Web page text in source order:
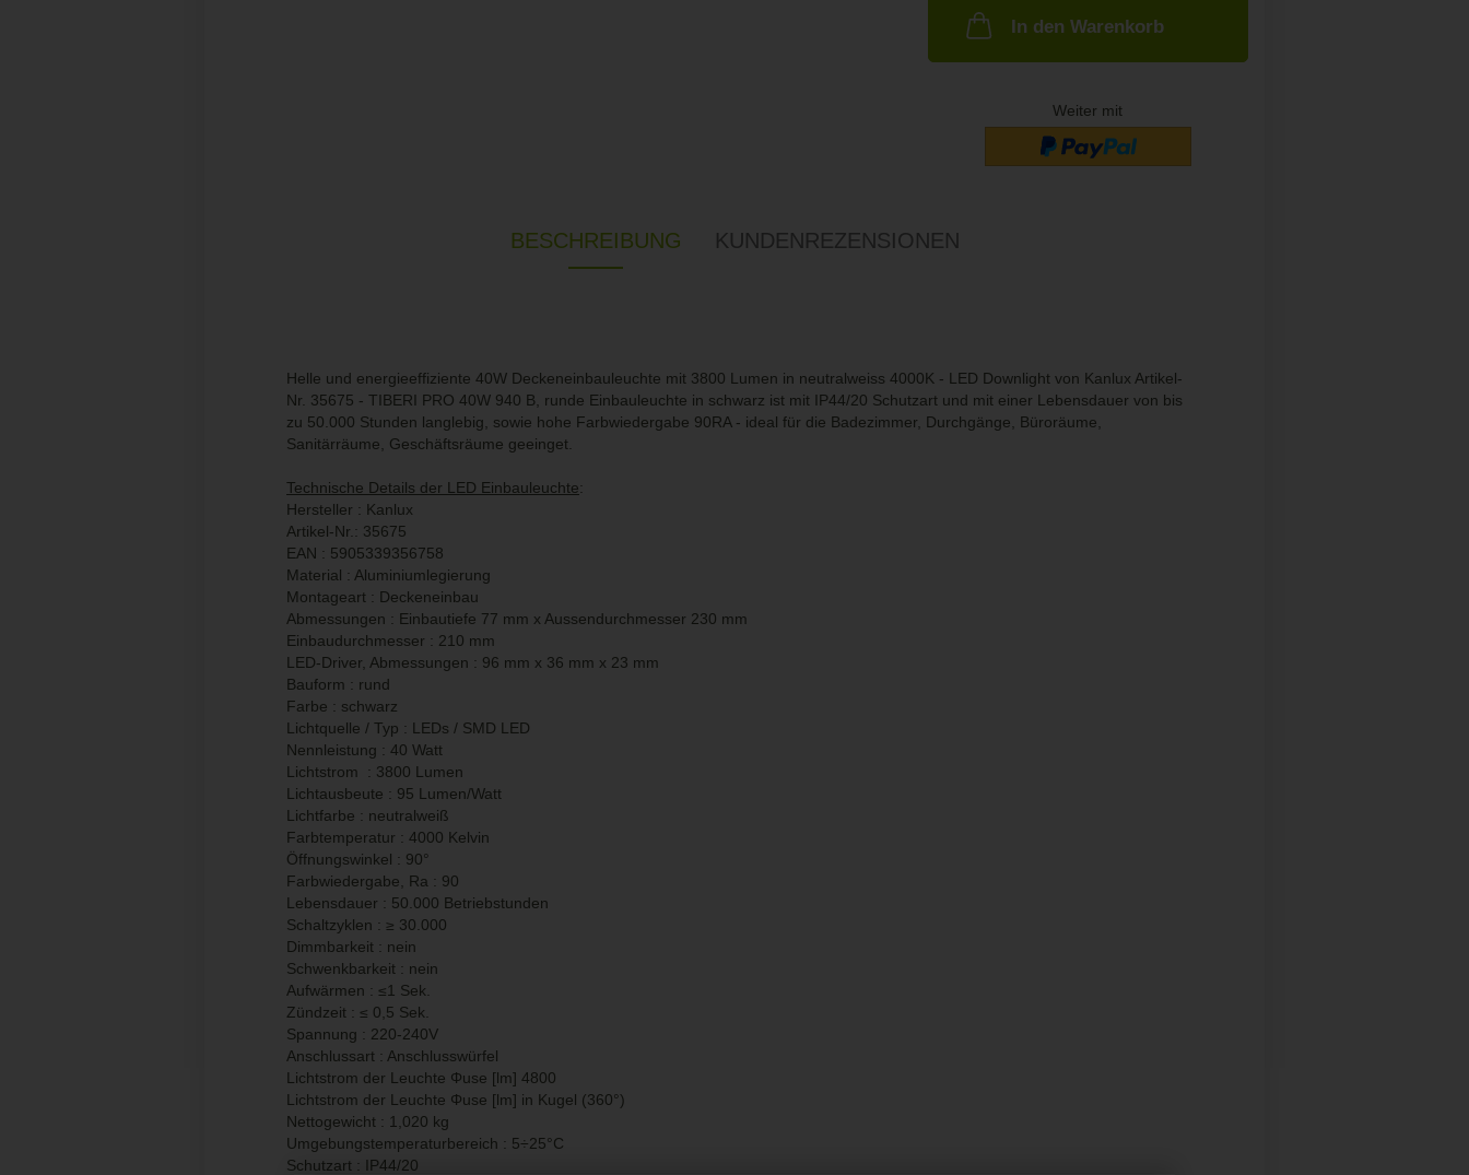
In den Warenkorb
Weiter mit
BESCHREIBUNG KUNDENREZENSIONEN
Helle und energieeffiziente 40W Deckeneinbauleuchte mit 3800 Lumen in neutralweiss 4000K - LED Downlight von Kanlux Artikel-
Nr. 35675 - TIBERI PRO 40W 940 B, runde Einbauleuchte in schwarz ist mit IP44/20 Schutzart und mit einer Lebensdauer von bis
zu 50.000 Stunden langlebig, sowie hohe Farbwiedergabe 90RA - ideal für die Badezimmer, Durchgänge, Büroräume,
Sanitärräume, Geschäftsräume geeinget.
Technische Details der LED Einbauleuchte:
Hersteller : Kanlux
Artikel-Nr.: 35675
EAN : 5905339356758
Material : Aluminiumlegierung
Montageart : Deckeneinbau
Abmessungen : Einbautiefe 77 mm x Aussendurchmesser 230 mm
Einbaudurchmesser : 210 mm
LED-Driver, Abmessungen : 96 mm x 36 mm x 23 mm
Bauform : rund
Farbe : schwarz
Lichtquelle / Typ : LEDs / SMD LED
Nennleistung : 40 Watt
Lichtstrom : 3800 Lumen
Lichtausbeute : 95 Lumen/Watt
Lichtfarbe : neutralweiß
Farbtemperatur : 4000 Kelvin
Öffnungswinkel : 90°
Farbwiedergabe, Ra : 90
Lebensdauer : 50.000 Betriebstunden
Schaltzyklen : ≥ 30.000
Dimmbarkeit : nein
Schwenkbarkeit : nein
Aufwärmen : ≤1 Sek.
Zündzeit : ≤ 0,5 Sek.
Spannung : 220-240V
Anschlussart : Anschlusswürfel
Lichtstrom der Leuchte Φuse [lm] 4800
Lichtstrom der Leuchte Φuse [lm] in Kugel (360°)
Nettogewicht : 1,020 kg
Umgebungstemperaturbereich : 5÷25°C
Schutzart : IP44/20